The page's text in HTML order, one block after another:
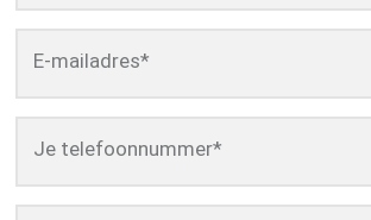
E-mailadres*
Je telefoonnummer*